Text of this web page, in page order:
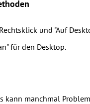
und "Auf
für den Desktop.
kann manchmal